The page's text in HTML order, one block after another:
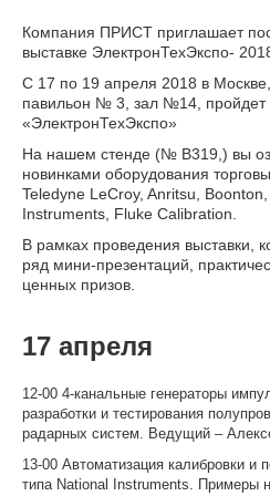
Компания ПРИСТ приглашает
выставке ЭлектронТехЭкспо-
С 17 по 19 апреля 2018 в
павильон № 3, зал №14, пройдет
«ЭлектронТехЭкспо»
На нашем стенде (№ В319,) вы
новинками оборудования
Teledyne LeCroy, Anritsu,
Instruments, Fluke Calibration.
В рамках проведения выставки,
ряд мини-презентаций,
ценных призов.
17 апреля
12-00 4-канальные генераторы
разработки и тестирования
радарных систем. Ведущий –
13-00 Автоматизация калибровки и
типа National Instruments. Примеры